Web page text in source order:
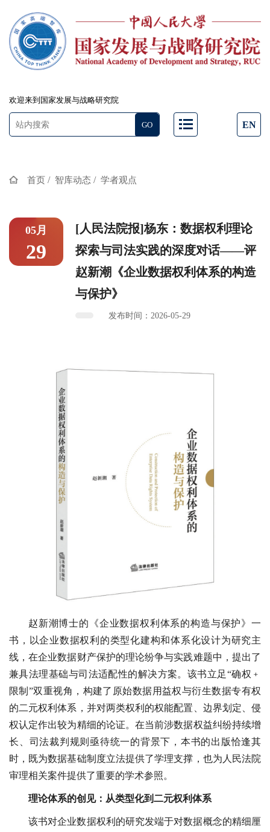
欢迎来到国家发展与战略研究院
EN
首页 / 智库动态 / 学者观点
05月
29
[人民法院报]杨东：数据权利理论
探索与司法实践的深度对话——评
赵新潮《企业数据权利体系的构造
与保护》
发布时间：2026-05-29
赵新潮博士的《企业数据权利体系的构造与保护》一
书，以企业数据权利的类型化建构和体系化设计为研究主
线，在企业数据财产保护的理论纷争与实践难题中，提出了
兼具法理基础与司法适配性的解决方案。该书立足“确权﹢
限制”双重视角，构建了原始数据用益权与衍生数据专有权
的二元权利体系，并对两类权利的权能配置、边界划定、侵
权认定作出较为精细的论证。在当前涉数据权益纠纷持续增
长、司法裁判规则亟待统一的背景下，本书的出版恰逢其
时，既为数据基础制度立法提供了学理支撑，也为人民法院
审理相关案件提供了重要的学术参照。
理论体系的创见：从类型化到二元权利体系
该书对企业数据权利的研究发端于对数据概念的精细厘